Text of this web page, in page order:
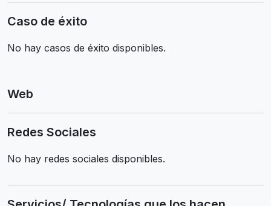
Caso de éxito
No hay casos de éxito disponibles.
Web
Redes Sociales
No hay redes sociales disponibles.